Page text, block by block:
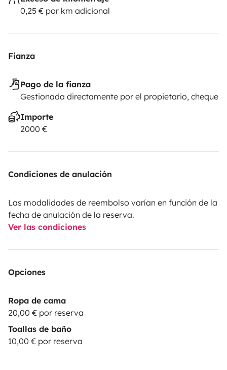
0,25 € por km adicional
Fianza
Pago de la fianza
Gestionada directamente por el propietario, cheque
Importe
2000 €
Condiciones de anulación
Las modalidades de reembolso varían en función de la
fecha de anulación de la reserva.
Ver las condiciones
Opciones
Ropa de cama
20,00 € por reserva
Toallas de baño
10,00 € por reserva